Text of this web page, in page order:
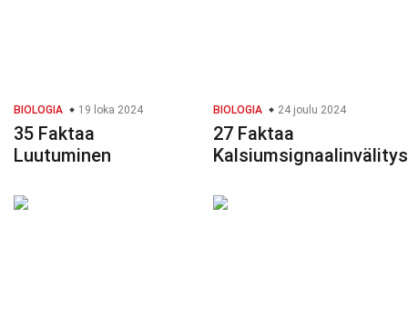
BIOLOGIA 19 loka 2024
35 Faktaa
Luutuminen
BIOLOGIA 24 joulu 2024
27 Faktaa
Kalsiumsignaalinvälitys